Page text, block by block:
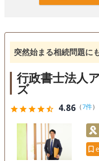
突然始まる相続問題に
行政書士法人
ズ
starstarstarstarstar_half 4.86（7件）